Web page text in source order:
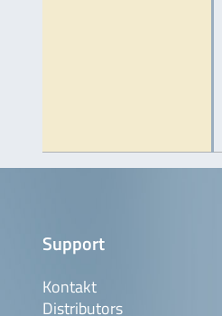
Support
Kontakt
Distributors